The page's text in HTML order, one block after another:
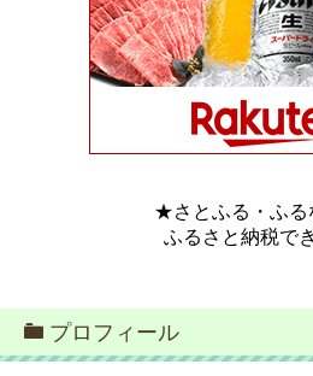
★さとふる・ふ
ふるさと納税で
プロフィール